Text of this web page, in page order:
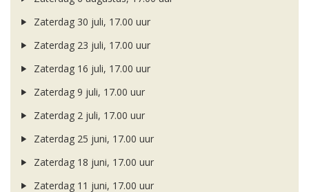
Zaterdag 30 juli, 17.00 uur
Zaterdag 23 juli, 17.00 uur
Zaterdag 16 juli, 17.00 uur
Zaterdag 9 juli, 17.00 uur
Zaterdag 2 juli, 17.00 uur
Zaterdag 25 juni, 17.00 uur
Zaterdag 18 juni, 17.00 uur
Zaterdag 11 juni, 17.00 uur